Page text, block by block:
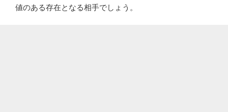
値のある存在となる相手でしょう。